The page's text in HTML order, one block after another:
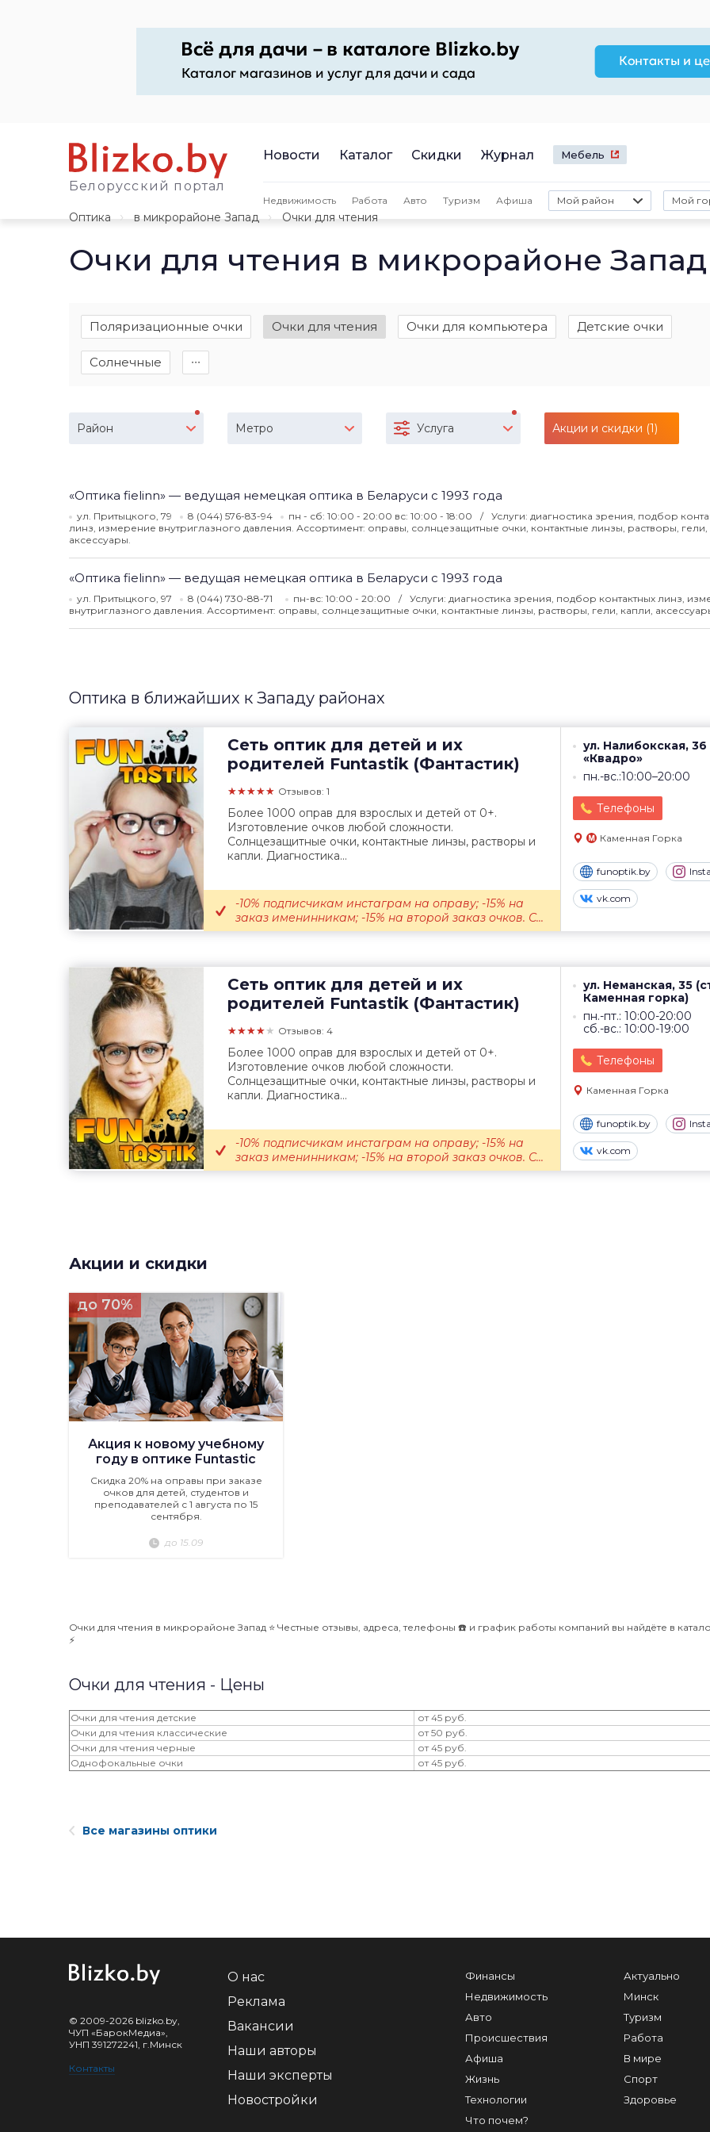
Белорусский портал
Новости Каталог Скидки Журнал Мебель
Недвижимость Работа Авто Туризм Афиша Мой район Мой
Оптика
в микрорайоне Запад Очки для чтения
Очки для чтения в микрорайоне Запад
Поляризационные очки Очки для чтения Очки для компьютера Детские очки
Солнечные ∙∙∙
Район Метро Услуга Акции и скидки (1)
«Оптика fielinn» — ведущая немецкая оптика в Беларуси с 1993 года
ул. Притыцкого, 79 8 (044) 576-83-94 пн - сб: 10:00 - 20:00 вс: 10:00 - 18:00
Услуги: диагностика зрения, подбор
линз, измерение внутриглазного давления. Ассортимент: оправы, солнцезащитные очки, контактные линзы, растворы, гели,
аксессуары.
«Оптика fielinn» — ведущая немецкая оптика в Беларуси с 1993 года
ул. Притыцкого, 97 8 (044) 730-88-71 пн-вс: 10:00 - 20:00
Услуги: диагностика зрения, подбор контактных линз,
внутриглазного давления. Ассортимент: оправы, солнцезащитные очки, контактные линзы, растворы, гели, капли,
Оптика в ближайших к Западу районах
Сеть оптик для детей и их
родителей Funtastik (Фантастик)
★★★★★ Отзывов: 1
ул. Налибокская,
«Квадро»
пн.-вс.:10:00–20:00
Телефоны
Каменная Горка
funoptik.by
vk.com
Более 1000 оправ для взрослых и детей от 0+.
Изготовление очков любой сложности.
Солнцезащитные очки, контактные линзы, растворы и
капли. Диагностика...
-10% подписчикам инстаграм на оправу; -15% на
заказ именинникам; -15% на второй заказ очков. С...
Сеть оптик для детей и их
родителей Funtastik (Фантастик)
★★★★★ Отзывов: 4
ул. Неманская, 35
Каменная горка)
пн.-пт.: 10:00-20:00
сб.-вс.: 10:00-19:00
Телефоны
Каменная Горка
funoptik.by
vk.com
Более 1000 оправ для взрослых и детей от 0+.
Изготовление очков любой сложности.
Солнцезащитные очки, контактные линзы, растворы и
капли. Диагностика...
-10% подписчикам инстаграм на оправу; -15% на
заказ именинникам; -15% на второй заказ очков. С...
Акции и скидки
до 70%
Акция к новому учебному
году в оптике Funtastic
Скидка 20% на оправы при заказе
очков для детей, студентов и
преподавателей с 1 августа по 15
сентября.
до 15.09
Очки для чтения в микрорайоне Запад ⭐️ Честные отзывы, адреса, телефоны ☎️ и график работы компаний вы найдёте в
⚡️
Очки для чтения - Цены
Очки для чтения детские
от 45 руб.
Очки для чтения классические
от 50 руб.
Очки для чтения черные
от 45 руб.
Однофокальные очки
от 45 руб.
Все магазины оптики
© 2009-2026 blizko.by,
ЧУП «БарокМедиа»,
УНП 391272241, г.Минск
Контакты
О нас
Реклама
Вакансии
Наши авторы
Наши эксперты
Новостройки
Финансы
Недвижимость
Авто
Происшествия
Афиша
Жизнь
Технологии
Что почем?
Актуально
Минск
Туризм
Работа
В мире
Спорт
Здоровье